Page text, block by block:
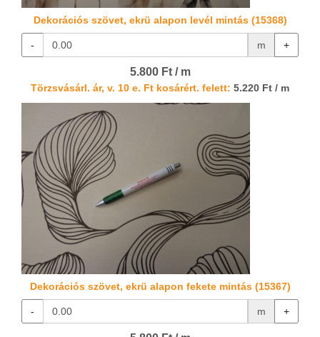
Dekorációs szövet, ekrü alapon levél mintás (15368)
- m +
5.800 Ft / m
Törzsvásárl. ár, v. 10 e. Ft kosárért. felett: 5.220 Ft / m
Dekorációs szövet, ekrü alapon fekete mintás (15367)
- m +